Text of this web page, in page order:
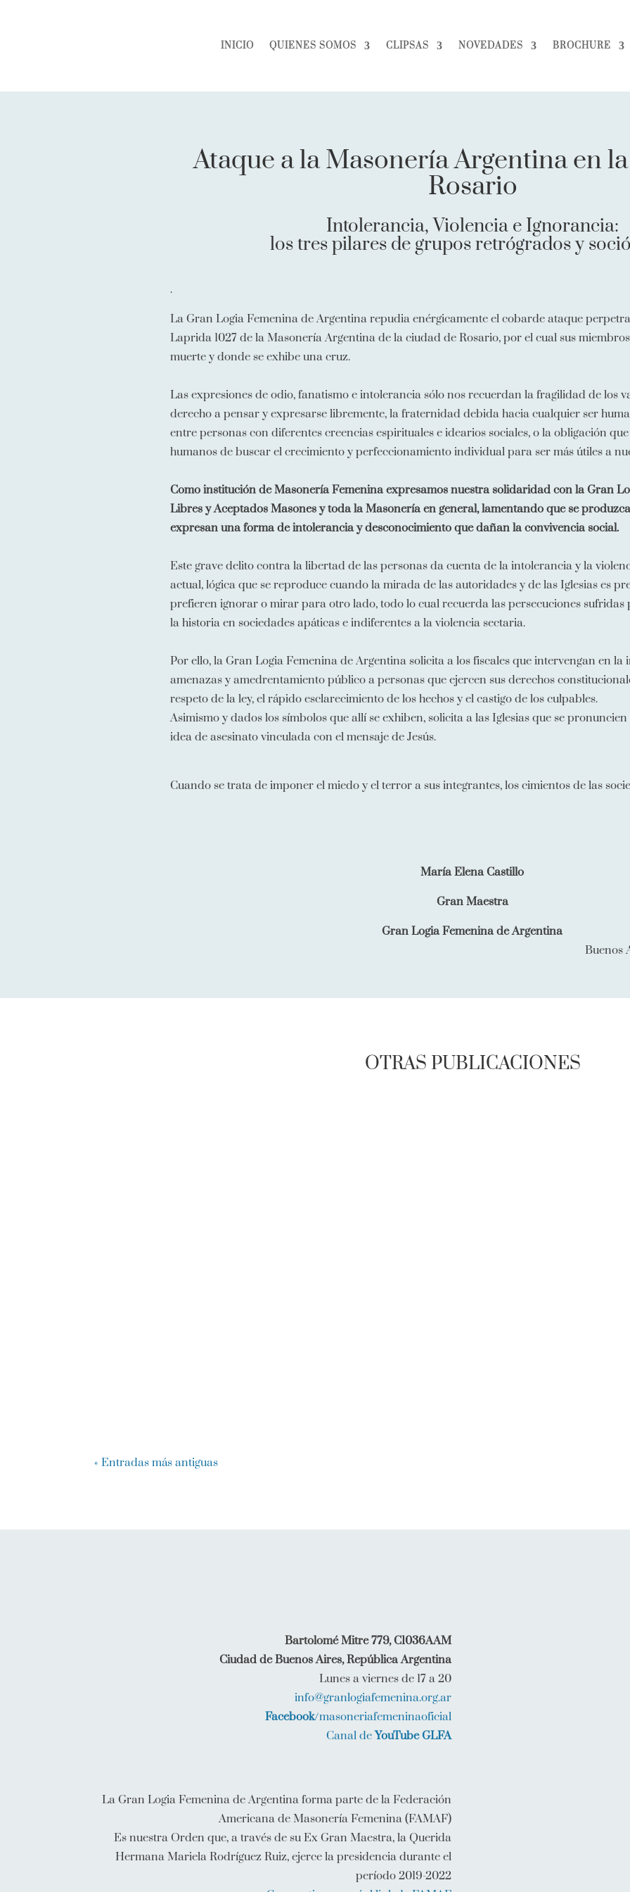
INICIO QUIENES SOMOS CLIPSAS NOVEDADES BROCHURE
Ataque a la Masonería Argentina en
Rosario
Intolerancia, Violencia e Ignorancia:
los tres pilares de grupos retrógrados y
.
La Gran Logia Femenina de Argentina repudia enérgicamente el cobarde ataque
Laprida 1027 de la Masonería Argentina de la ciudad de Rosario, por el cual sus
muerte y donde se exhibe una cruz.
Las expresiones de odio, fanatismo e intolerancia sólo nos recuerdan la fragilidad de los
derecho a pensar y expresarse libremente, la fraternidad debida hacia cualquier ser
entre personas con diferentes creencias espirituales e idearios sociales, o la obligación
humanos de buscar el crecimiento y perfeccionamiento individual para ser más útiles a
Como institución de Masonería Femenina expresamos nuestra solidaridad con la Gran
Libres y Aceptados Masones y toda la Masonería en general, lamentando que se
expresan una forma de intolerancia y desconocimiento que dañan la convivencia social.
Este grave delito contra la libertad de las personas da cuenta de la intolerancia y la
actual, lógica que se reproduce cuando la mirada de las autoridades y de las Iglesias es
prefieren ignorar o mirar para otro lado, todo lo cual recuerda las persecuciones sufridas
la historia en sociedades apáticas e indiferentes a la violencia sectaria.
Por ello, la Gran Logia Femenina de Argentina solicita a los fiscales que intervengan en la
amenazas y amedrentamiento público a personas que ejercen sus derechos
respeto de la ley, el rápido esclarecimiento de los hechos y el castigo de los culpables.
Asimismo y dados los símbolos que allí se exhiben, solicita a las Iglesias que se
idea de asesinato vinculada con el mensaje de Jesús.
Cuando se trata de imponer el miedo y el terror a sus integrantes, los cimientos de las
María Elena Castillo
Gran Maestra
Gran Logia Femenina de Argentina
Buenos
OTRAS PUBLICACIONES
« Entradas más antiguas
Bartolomé Mitre 779, C1036AAM
Ciudad de Buenos Aires, República Argentina
Lunes a viernes de 17 a 20
info@granlogiafemenina.org.ar
Facebook/masoneriafemeninaoficial
Canal deYouTube GLFA
La Gran Logia Femenina de Argentina forma parte de la Federación
Americana de Masonería Femenina (FAMAF)
Es nuestra Orden que, a través de su Ex Gran Maestra, la Querida
Hermana Mariela Rodríguez Ruiz, ejerce la presidencia durante el
período 2019-2022